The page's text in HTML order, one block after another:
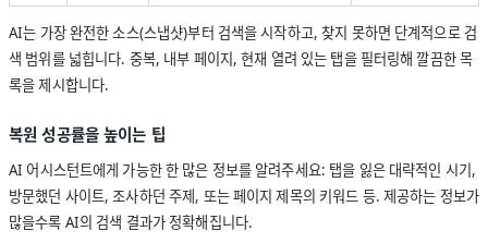
AI는 가장 완전한 소스(스냅샷)부터 검색을 시작하고, 찾지 못하면 단계적으로 검
색 범위를 넓힙니다. 중복, 내부 페이지, 현재 열려 있는 탭을 필터링해 깔끔한 목
록을 제시합니다.
복원 성공률을 높이는 팁
AI 어시스턴트에게 가능한 한 많은 정보를 알려주세요: 탭을 잃은 대략적인 시기,
방문했던 사이트, 조사하던 주제, 또는 페이지 제목의 키워드 등. 제공하는 정보가
많을수록 AI의 검색 결과가 정확해집니다.